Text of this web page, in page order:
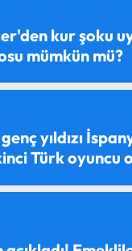
kur şoku
mümkün mü?
yıldızı
Türk oyuncu